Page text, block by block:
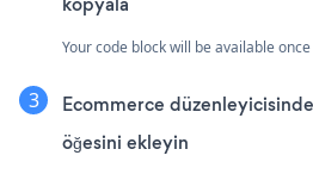
Your code block will be available
Ecommerce
öğesini ekleyin